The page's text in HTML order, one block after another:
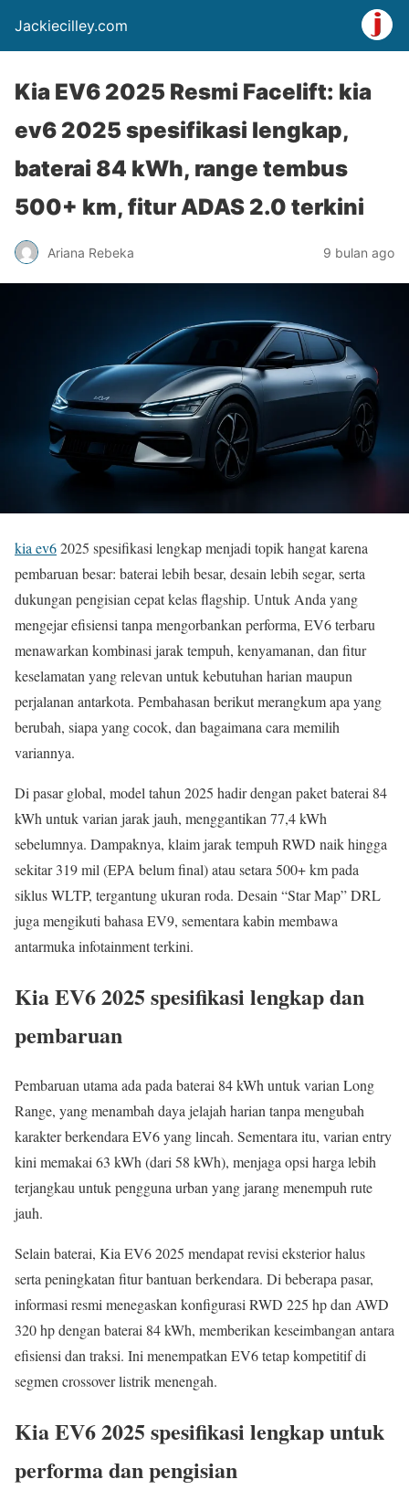
Jackiecilley.com
Kia EV6 2025 Resmi Facelift: kia
ev6 2025 spesifikasi lengkap,
baterai 84 kWh, range tembus
500+ km, fitur ADAS 2.0 terkini
Ariana Rebeka 9 bulan ago
kia ev62025 spesifikasi lengkap menjadi topik hangat karena
pembaruan besar: baterai lebih besar, desain lebih segar, serta
dukungan pengisian cepat kelas flagship. Untuk Anda yang
mengejar efisiensi tanpa mengorbankan performa, EV6 terbaru
menawarkan kombinasi jarak tempuh, kenyamanan, dan fitur
keselamatan yang relevan untuk kebutuhan harian maupun
perjalanan antarkota. Pembahasan berikut merangkum apa yang
berubah, siapa yang cocok, dan bagaimana cara memilih
variannya.
Di pasar global, model tahun 2025 hadir dengan paket baterai 84
kWh untuk varian jarak jauh, menggantikan 77,4 kWh
sebelumnya. Dampaknya, klaim jarak tempuh RWD naik hingga
sekitar 319 mil (EPA belum final) atau setara 500+ km pada
siklus WLTP, tergantung ukuran roda. Desain “Star Map” DRL
juga mengikuti bahasa EV9, sementara kabin membawa
antarmuka infotainment terkini.
Kia EV6 2025 spesifikasi lengkap dan
pembaruan
Pembaruan utama ada pada baterai 84 kWh untuk varian Long
Range, yang menambah daya jelajah harian tanpa mengubah
karakter berkendara EV6 yang lincah. Sementara itu, varian entry
kini memakai 63 kWh (dari 58 kWh), menjaga opsi harga lebih
terjangkau untuk pengguna urban yang jarang menempuh rute
jauh.
Selain baterai, Kia EV6 2025 mendapat revisi eksterior halus
serta peningkatan fitur bantuan berkendara. Di beberapa pasar,
informasi resmi menegaskan konfigurasi RWD 225 hp dan AWD
320 hp dengan baterai 84 kWh, memberikan keseimbangan antara
efisiensi dan traksi. Ini menempatkan EV6 tetap kompetitif di
segmen crossover listrik menengah.
Kia EV6 2025 spesifikasi lengkap untuk
performa dan pengisian